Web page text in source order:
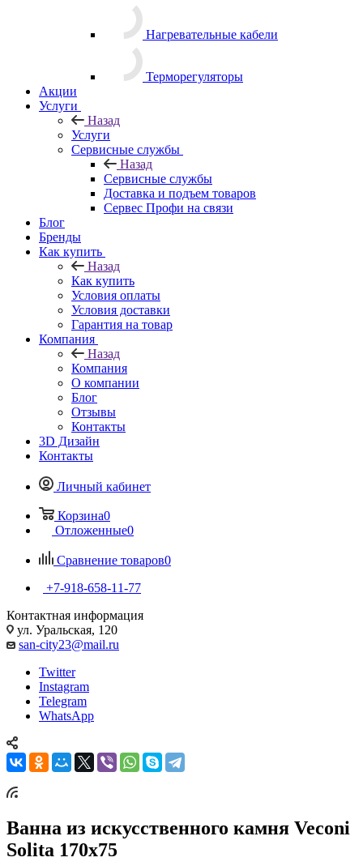
Нагревательные кабели
Терморегуляторы
Акции
Услуги
Назад
Услуги
Сервисные службы
Назад
Сервисные службы
Доставка и подъем товаров
Сервес Профи на связи
Блог
Бренды
Как купить
Назад
Как купить
Условия оплаты
Условия доставки
Гарантия на товар
Компания
Назад
Компания
О компании
Блог
Отзывы
Контакты
3D Дизайн
Контакты
Личный кабинет
Корзина0
Отложенные0
Сравнение товаров0
+7-918-658-11-77
Контактная информация
ул. Уральская, 120
san-city23@mail.ru
Twitter
Instagram
Telegram
WhatsApp
Ванна из искусственного камня Veconi
Solita 170х75